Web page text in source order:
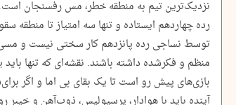
رده چهاردهم ایستاده و تنها سه امتیاز تا منطقه
توسط نساجی رده پانزدهم کار سختی نیست و
منظم و فکرشده داشته باشند. نقشه‌ای که تنها
بازی‌های پیش رو است تا یک بقای بی اما و اگر